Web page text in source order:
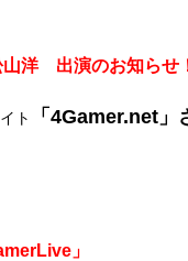
山洋 出演のお知らせ
ト
「4Gamer.net
」